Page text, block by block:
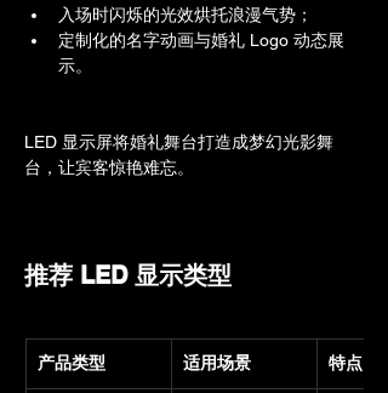
入场时闪烁的光效烘托浪漫气势；
定制化的名字动画与婚礼 Logo 动态展
示。
LED 显示屏将婚礼舞台打造成梦幻光影舞
台，让宾客惊艳难忘。
推荐 LED 显示类型
产品类型 适用场景 特点